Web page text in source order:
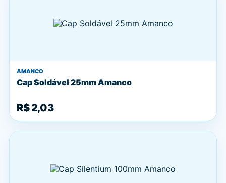
AMANCO
Cap Soldável 25mm Amanco
R$ 2,03